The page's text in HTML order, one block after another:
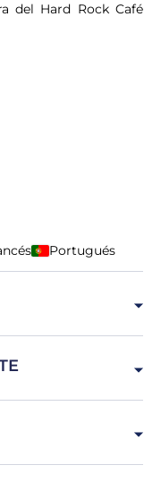
del Hard Rock Café
Portugués